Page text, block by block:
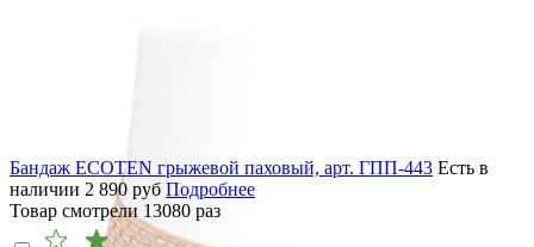
Бандаж ECOTEN грыжевой паховый, арт. ГПП-443 Есть в
наличии 2 890 руб Подробнее
Товар смотрели 13080 раз